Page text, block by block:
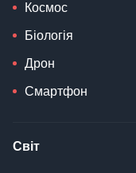
Космос
Біологія
Дрон
Смартфон
Світ